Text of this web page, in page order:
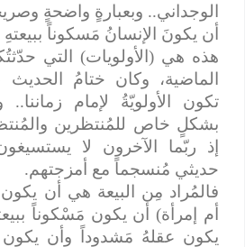
الوجداني.. وبعبارةٍ واضحةٍ
أن يكونَ الإنسانُ مَسكوناً ببيعتهِ
هذه هي (الأولويات) التي
الماضية، وكان ختامُ الحديث
تكون الأولويّةُ لإمام
بشكلٍ خاص للمُنتظرين
إذ ربّما الآخرون لا
حديثي مُنسجماً مع أمزجتهم.
فالمُراد مِن البيعة هي أن يكون
أم إمرأة) أن يكون مَسْكوناً
يكون عقلهُ مَشدوداً وأن يكون